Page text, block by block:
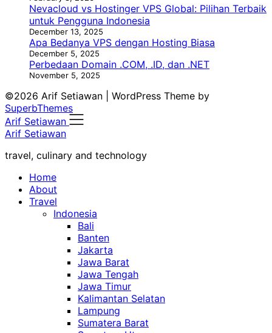
Nevacloud vs Hostinger VPS Global: Pilihan Terbaik
untuk Pengguna Indonesia
December 13, 2025
Apa Bedanya VPS dengan Hosting Biasa
December 5, 2025
Perbedaan Domain .COM, .ID, dan .NET
November 5, 2025
©2026 Arif Setiawan
| WordPress Theme by
SuperbThemes
Arif Setiawan
Arif Setiawan
travel, culinary and technology
Home
About
Travel
Indonesia
Bali
Banten
Jakarta
Jawa Barat
Jawa Tengah
Jawa Timur
Kalimantan Selatan
Lampung
Sumatera Barat